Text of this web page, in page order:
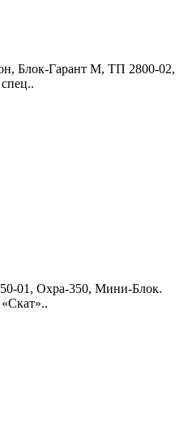
Блок-Гарант М, ТП 2800-02,
01, Охра-350, Мини-Блок.